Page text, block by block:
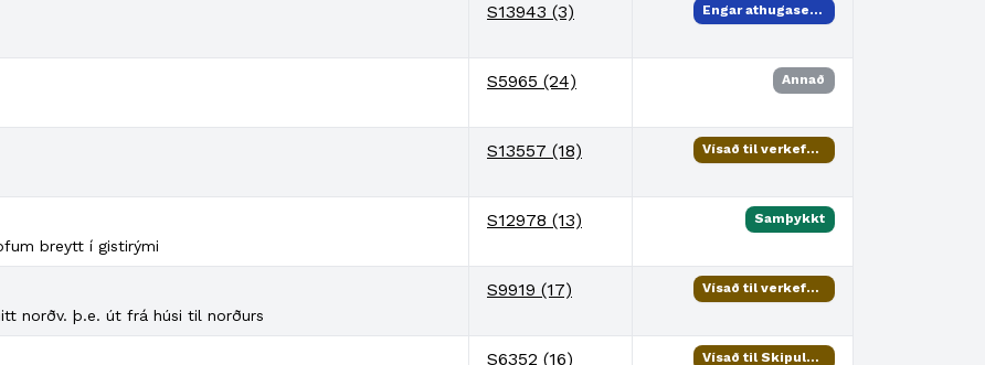
S13943 (3) Engar athugasemdir
S5965 (24) Annað
S13557 (18) Vísað til verkefnisstjóra
breytt í gistirými
S12978 (13) Samþykkt
norðv. þ.e. út frá húsi til norðurs
S9919 (17) Vísað til verkefnisstjóra
S6352 (16) Vísað til Skipulags- og samgönguráðs